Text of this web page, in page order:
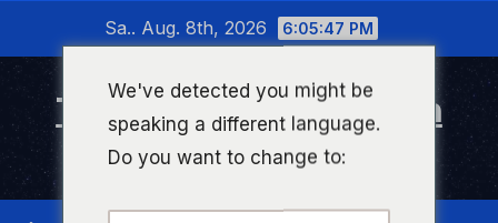
wechseln
Sa.. Aug. 8th, 2026 6:05:47 PM
Timeline Bad Kreuznach
Infonetzwerk für Bad Kreuznach
We've detected you might be
speaking a different language.
Do you want to change to: